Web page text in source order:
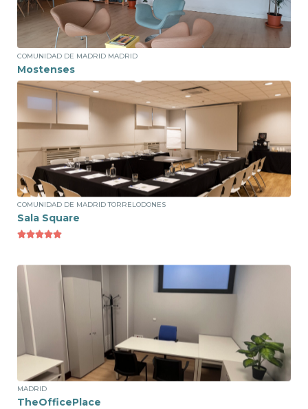
200€ /mes
COMUNIDAD DE MADRID MADRID
Mostenses

5€ /hora
Sala de Reuniones
Ver espacio
COMUNIDAD DE MADRID TORRELODONES
Sala Square

175€ /mes
Puesto Flexible
Ver espacio
MADRID
TheOfficePlace